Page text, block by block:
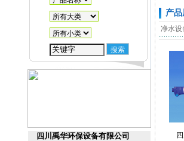
四川禹华环保设备有限公司
产
净水设
四